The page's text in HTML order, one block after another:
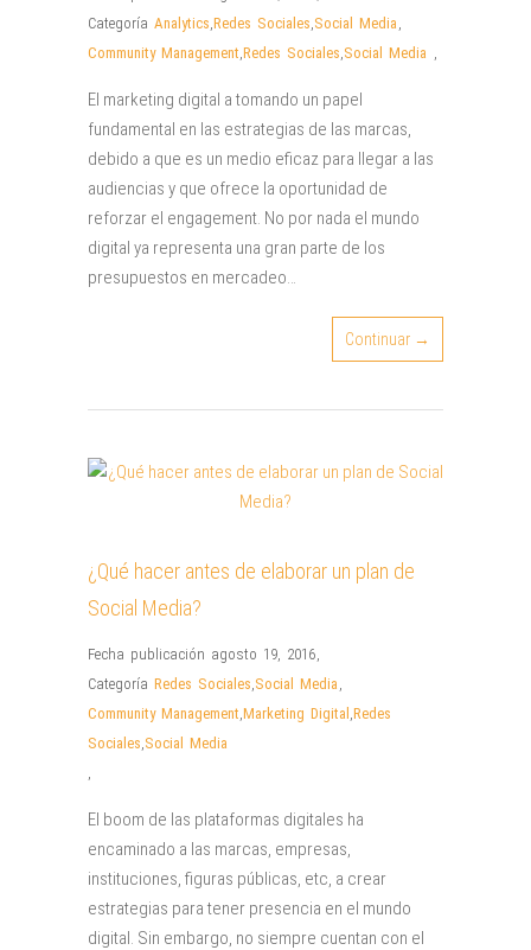
Categoría Analytics,Redes Sociales,Social Media ,
Community Management,Redes Sociales,Social Media ,
El marketing digital a tomando un papel
fundamental en las estrategias de las marcas,
debido a que es un medio eficaz para llegar a las
audiencias y que ofrece la oportunidad de
reforzar el engagement. No por nada el mundo
digital ya representa una gran parte de los
presupuestos en mercadeo…
Continuar →
¿Qué hacer antes de elaborar un plan de
Social Media?
Fecha publicación agosto 19, 2016,
Categoría Redes Sociales,Social Media ,
Community Management,Marketing Digital ,Redes
Sociales,Social Media
,
El boom de las plataformas digitales ha
encaminado a las marcas, empresas,
instituciones, figuras públicas, etc, a crear
estrategias para tener presencia en el mundo
digital. Sin embargo, no siempre cuentan con el